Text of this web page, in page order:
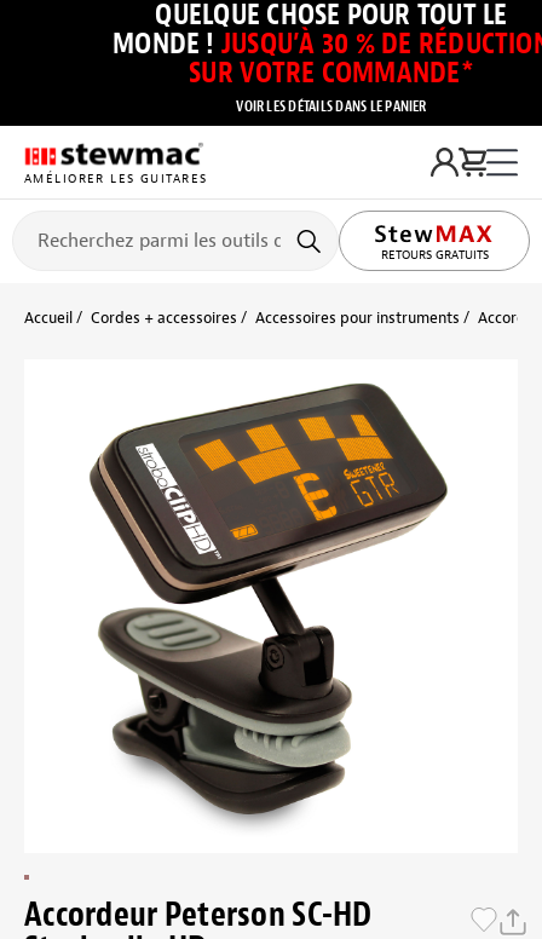
QUELQUE CHOSE POUR TOUT LE
MONDE ! JUSQU’À 30 % DE
SUR VOTRE COMMANDE*
VOIR LES DÉTAILS DANS LE PANIER
AMÉLIORER LES GUITARES
RETOURS GRATUITS
Accueil Cordes + accessoires Accessoires pour instruments
Accordeur Peterson SC-HD